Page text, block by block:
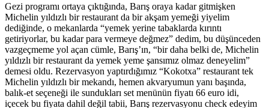
Gezi programı ortaya çıktığında, Barış oraya kadar gitmişken
Michelin yıldızlı bir restaurant da bir akşam yemeği yiyelim
dediğinde, o mekanlarda “yemek yerine tabaklarda kırıntı
getiriyorlar, bu kadar para vermeye değmez” dedim, bu düşünceden
vazgeçmeme yol açan cümle, Barış’ın, “bir daha belki de, Michelin
yıldızlı bir restaurant da yemek yeme şansımız olmaz deneyelim”
demesi oldu. Rezervasyon yaptırdığımız “Kokotxa” restaurant tek
Michelin yıldızlı bir mekandı, hemen akvaryumun yanı başında,
balık-et seçeneği ile sundukları set menünün fiyatı 66 euro idi,
içecek bu fiyata dahil değil tabii, Barış rezervasyonu check edeyim